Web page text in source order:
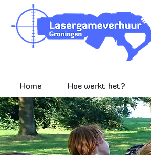
Home Hoe werkt het?